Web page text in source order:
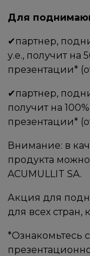
​Для
✔​партнер,
у.е.,​ получит
презентации*
✔​партнер,
получит на
презентации*
Внимание: в
продукта
ACUMULLIT SA.
Акция для
для всех
*Ознакомьтесь